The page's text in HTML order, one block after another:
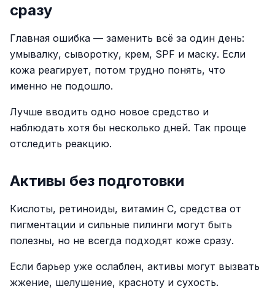
сразу
Главная ошибка — заменить всё за один день:
умывалку, сыворотку, крем, SPF и маску. Если
кожа реагирует, потом трудно понять, что
именно не подошло.
Лучше вводить одно новое средство и
наблюдать хотя бы несколько дней. Так проще
отследить реакцию.
Активы без подготовки
Кислоты, ретиноиды, витамин C, средства от
пигментации и сильные пилинги могут быть
полезны, но не всегда подходят коже сразу.
Если барьер уже ослаблен, активы могут вызвать
жжение, шелушение, красноту и сухость.